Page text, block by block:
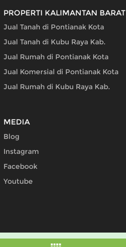
PROPERTI KALIMANTAN BARAT
Jual Tanah di Pontianak Kota
Jual Tanah di Kubu Raya Kab.
Jual Rumah di Pontianak Kota
Jual Komersial di Pontianak Kota
Jual Rumah di Kubu Raya Kab.
MEDIA
Blog
Instagram
Facebook
Youtube